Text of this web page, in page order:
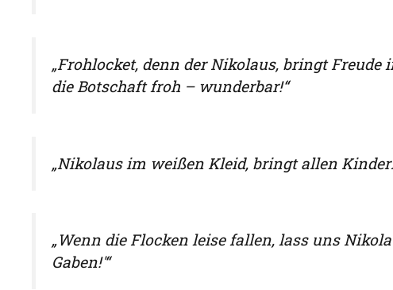
„Frohlocket, denn der Nikolaus, bringt
die Botschaft froh – wunderbar!“
„Nikolaus im weißen Kleid, bringt allen
„Wenn die Flocken leise fallen, lass uns
Gaben!'“